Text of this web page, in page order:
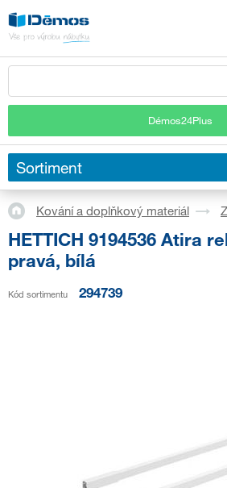
Démos24Plus
Sortiment
Kování a doplňkový materiál
HETTICH 9194536 Atira
pravá, bílá
Kód sortimentu 294739